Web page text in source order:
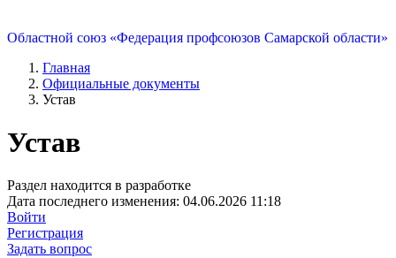
Областной союз «Федерация профсоюзов Самарской области»
Главная
Официальные документы
Устав
Устав
Раздел находится в разработке
Дата последнего изменения: 04.06.2026 11:18
Войти
Регистрация
Задать вопрос